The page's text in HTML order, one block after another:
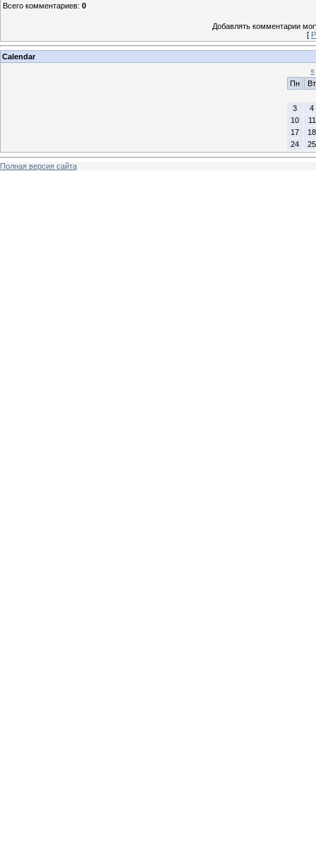
Всего комментариев: 0
Добавлять комментарии
[
Calendar
«
Пн
Вт
3
4
10
11
17
18
24
25
Полная версия сайта